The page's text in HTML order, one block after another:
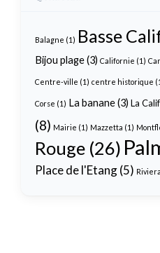
Balagne (1) Basse
Bijou plage(3) Californie (1)
Centre-ville (1) centre historique
Corse (1) La banane(3) La
(8) Mairie (1) Mazzetta (1)
Rouge (26)
Place de l'Etang(5)